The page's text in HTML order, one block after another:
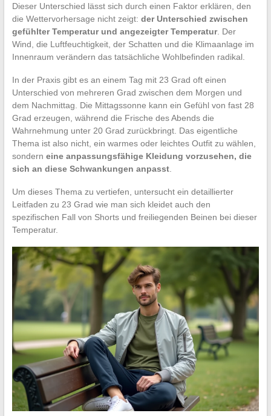
Dieser Unterschied lässt sich durch einen Faktor erklären, den
die Wettervorhersage nicht zeigt: der Unterschied zwischen
gefühlter Temperatur und angezeigter Temperatur. Der
Wind, die Luftfeuchtigkeit, der Schatten und die Klimaanlage im
Innenraum verändern das tatsächliche Wohlbefinden radikal.
In der Praxis gibt es an einem Tag mit 23 Grad oft einen
Unterschied von mehreren Grad zwischen dem Morgen und
dem Nachmittag. Die Mittagssonne kann ein Gefühl von fast 28
Grad erzeugen, während die Frische des Abends die
Wahrnehmung unter 20 Grad zurückbringt. Das eigentliche
Thema ist also nicht, ein warmes oder leichtes Outfit zu wählen,
sondern eine anpassungsfähige Kleidung vorzusehen, die
sich an diese Schwankungen anpasst.
Um dieses Thema zu vertiefen, untersucht ein detaillierter
Leitfaden zu 23 Grad wie man sich kleidet auch den
spezifischen Fall von Shorts und freiliegenden Beinen bei dieser
Temperatur.